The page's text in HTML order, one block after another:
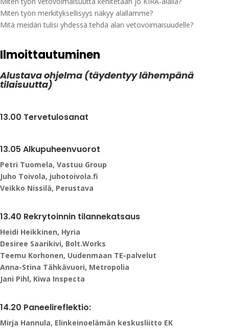
Miten työn merkityksellisyys näkyy alallamme?
Mitä meidän tulisi yhdessä tehdä alan vetovoimaisuudelle?
Ilmoittautuminen
Alustava ohjelma (täydentyy lähempänä
tilaisuutta)
13.00 Tervetulosanat
13.05 Alkupuheenvuorot
Petri Tuomela, Vastuu Group
Juho Toivola, juhotoivola.fi
Veikko Nissilä, Perustava
13.40 Rekrytoinnin tilannekatsaus
Heidi Heikkinen, Hyria
Desiree Saarikivi, Bolt.Works
Teemu Korhonen, Uudenmaan TE-palvelut
Anna-Stina Tähkävuori, Metropolia
Jani Pihl, Kiwa Inspecta
14.20 Paneelireflektio:
Mirja Hannula, Elinkeinoelämän keskusliitto EK